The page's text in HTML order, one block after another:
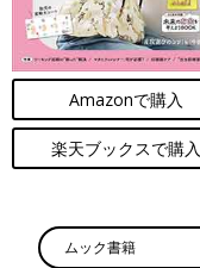
Amazonで購入
楽天ブックスで購入
ムック書籍